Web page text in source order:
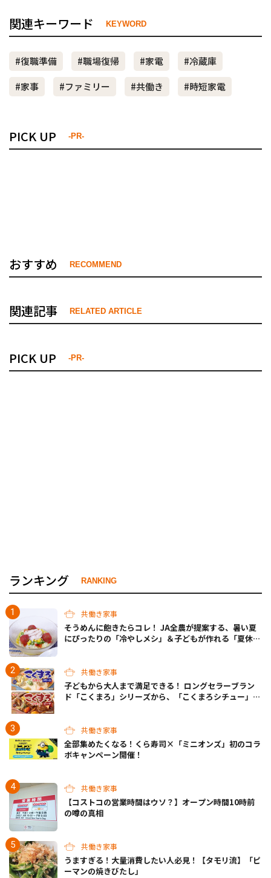
関連キーワード KEYWORD
#復職準備 #職場復帰 #家電
#冷蔵庫
#家事
#ファミリー #共働き #時短家電
PICK UP -PR-
おすすめ RECOMMEND
関連記事 RELATED ARTICLE
PICK UP -PR-
ランキング RANKING
共働き家事
そうめんに飽きたらコレ！ JA全農が提案する、暑い夏
にぴったりの「冷やしメシ」＆子どもが作れる「夏休み
共働き家事
子どもから大人まで満足できる！ ロングセラーブラン
ド「こくまろ」シリーズから、「こくまろシチュー」＜
共働き家事
全部集めたくなる！くら寿司×「ミニオンズ」初のコラ
ボキャンペーン開催！
共働き家事
【コストコの営業時間はウソ？】オープン時間10時前
の噂の真相
共働き家事
うますぎる！大量消費したい人必見！【タモリ流】「ピ
ーマンの焼きびたし」